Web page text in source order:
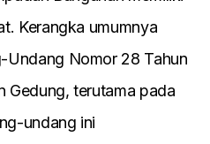
Kerangka umumnya
Undang Nomor 28 Tahun
Gedung, terutama pada
undang ini